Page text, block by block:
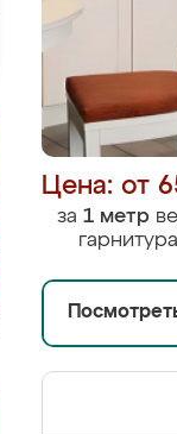
Цена: от
за 1 метр